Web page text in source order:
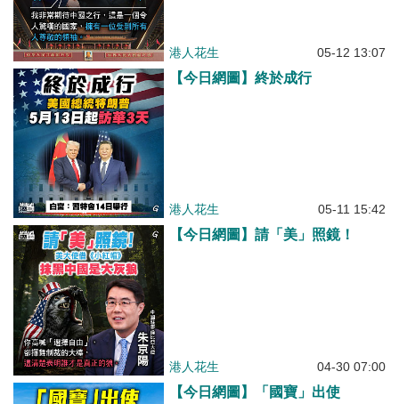
港人花生 05-12 13:07
【今日網圖】終於成行
港人花生 05-11 15:42
【今日網圖】請「美」照鏡！
港人花生 04-30 07:00
【今日網圖】「國寶」出使